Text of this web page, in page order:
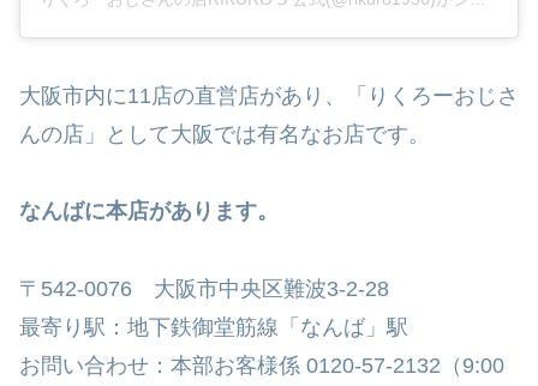
大阪市内に11店の直営店があり、「りくろーおじさ
んの店」として大阪では有名なお店です。
なんばに本店があります。
〒542-0076 大阪市中央区難波3-2-28
最寄り駅：地下鉄御堂筋線「なんば」駅
お問い合わせ：本部お客様係 0120-57-2132（9:00